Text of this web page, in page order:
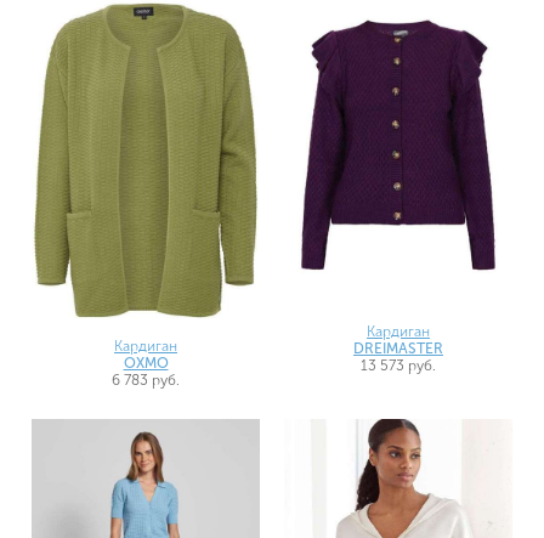
Кардиган
OXMO
6 783 руб.
Кардиган
DREIMASTER
13 573 руб.